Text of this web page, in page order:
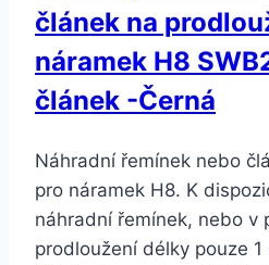
článek na
náramek H8
článek -Černá
Náhradní řemínek nebo
pro náramek H8. K
náhradní řemínek, nebo v
prodloužení délky pouze 1